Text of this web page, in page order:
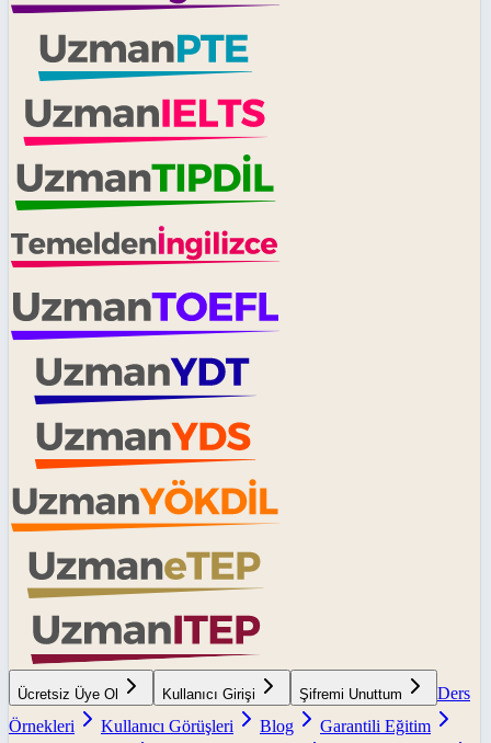
Ücretsiz Üye Ol Kullanıcı Girişi Şifremi Unuttum
Ders
Örnekleri
Kullanıcı Görüşleri Blog
Garantili Eğitim